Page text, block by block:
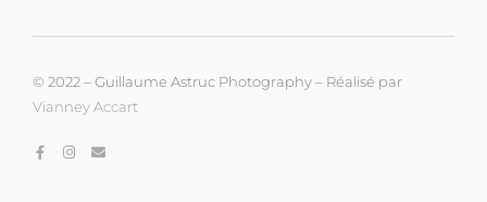
© 2022 – Guillaume Astruc Photography – Réalisé par
Vianney Accart